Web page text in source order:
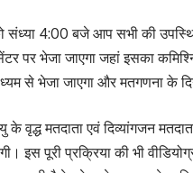
4:00 बजे आप सभी की
पर भेजा जाएगा जहां इसका
से भेजा जाएगा और मतगणना के
वृद्ध मतदाता एवं दिव्यांगजन
पूरी प्रक्रिया की भी